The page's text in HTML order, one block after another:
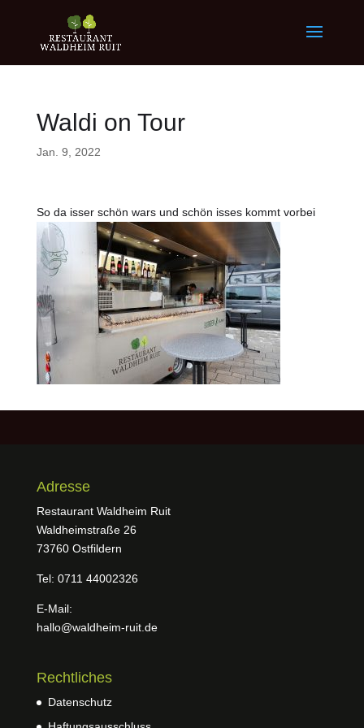
Waldi on Tour
Jan. 9, 2022
So da isser schön wars und schön isses kommt vorbei
Adresse
Restaurant Waldheim Ruit
Waldheimstraße 26
73760 Ostfildern
Tel: 0711 44002326
E-Mail:
hallo@waldheim-ruit.de
Rechtliches
Datenschutz